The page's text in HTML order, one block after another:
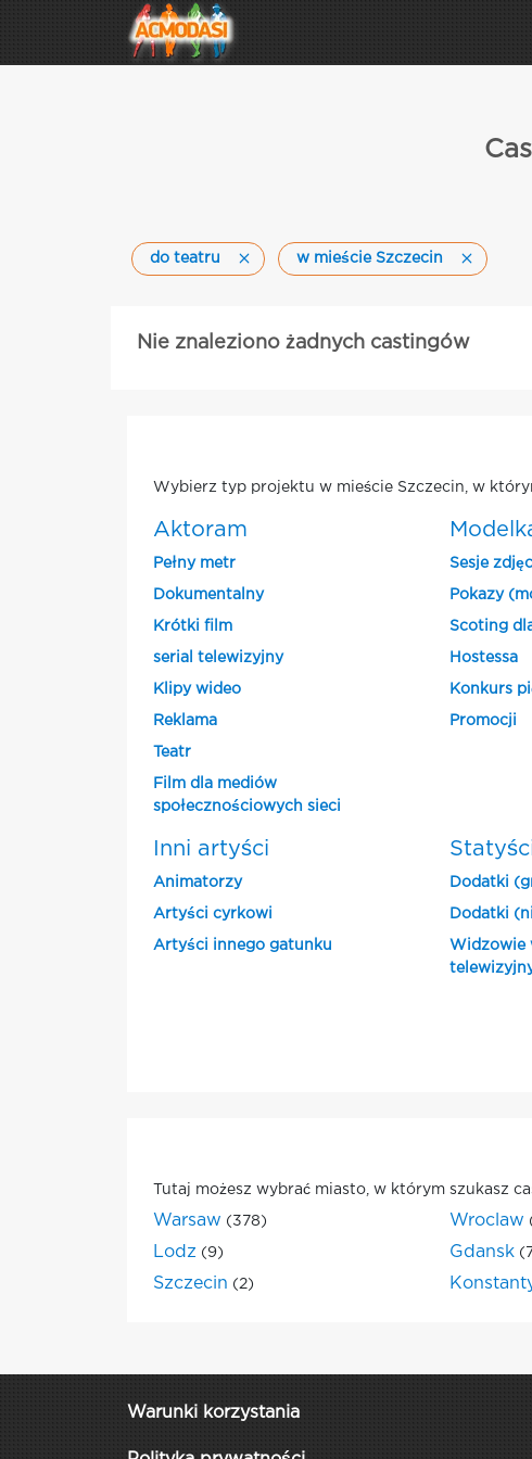
do teatru w mieście Szczecin
Nie znaleziono żadnych castingów
Wybierz typ projektu w mieście Szczecin, w
Aktoram
Pełny metr
Dokumentalny
Krótki film
serial telewizyjny
Klipy wideo
Reklama
Teatr
Film dla mediów
społecznościowych sieci
Sesje
Pokazy
Scoting
Hostessa
Konkurs
Promocji
Inni artyści
Animatorzy
Artyści cyrkowi
Artyści innego gatunku
Dodatki
Dodatki
Widzowie
Tutaj możesz wybrać miasto, w którym szukasz
Warsaw (378) Wroclaw
Lodz (9) Gdansk
Szczecin (2)
Warunki korzystania